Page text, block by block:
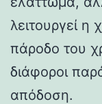
λειτουργεί η
πάροδο του
διάφοροι
απόδοση.